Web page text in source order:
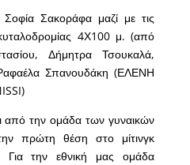
Σακοράφα μαζί με τις
4Χ100 μ. (από
Δήμητρα Τσουκαλά,
Ραφαέλα Σπανουδάκη (ΕΛΕΝΗ
από την ομάδα των γυναικών
πρώτη θέση στο μίτινγκ
Για την εθνική μας ομάδα